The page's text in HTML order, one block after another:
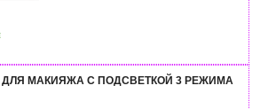
ДЛЯ МАКИЯЖА С ПОДСВЕТКОЙ 3 РЕЖИМА